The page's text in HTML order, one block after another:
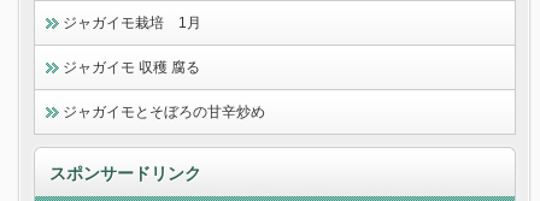
ジャガイモ栽培 1月
ジャガイモ 収穫 腐る
ジャガイモとそぼろの甘辛炒め
スポンサードリンク